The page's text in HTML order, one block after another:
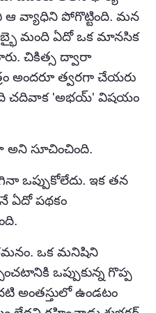
ఆ వ్యాధిని పోగొట్టింది. మన
మంది ఏదో ఒక మానసిక
చికిత్స ద్వారా
అందరూ త్వరగా చేయరు
చదివాక 'అభయ్' విషయం
అని సూచించింది.
ఒప్పుకోలేదు. ఇక తన
ఏదో పథకం
ఒక మనిషిని
ఒప్పుకున్న గొప్ప
అంతస్తులో ఉండటం